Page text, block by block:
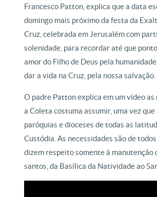
Francesco Patton, explica que a data
domingo mais próximo da festa da
Cruz, celebrada em Jerusalém com
solenidade, para recordar até que
amor do Filho de Deus pela
dar a vida na Cruz, pela nossa salvação.
O padre Patton explica em um vídeo as
a Coleta costuma assumir, uma vez
paróquias e dioceses de todas as
Custódia. As necessidades são de
dizem respeito somente à manutenção
santos, da Basílica da Natividade ao